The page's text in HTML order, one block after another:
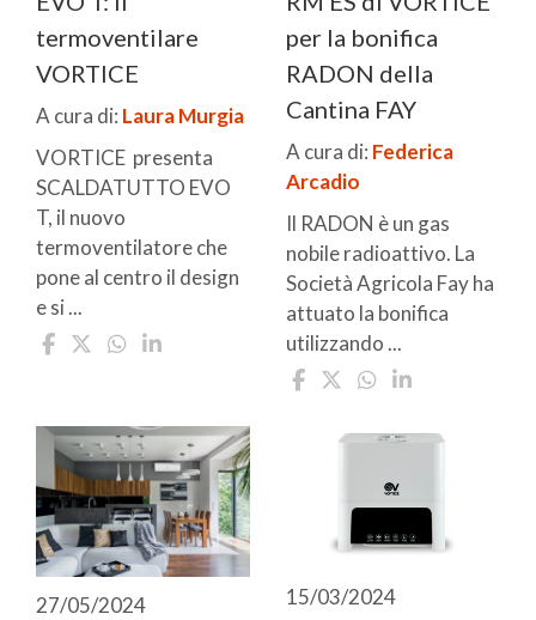
termoventilare
VORTICE
A cura di: Laura Murgia
VORTICE presenta
SCALDATUTTO EVO
T, il nuovo
termoventilatore che
pone al centro il design
e si ...
per la bonifica
RADON della
Cantina FAY
A cura di: Federica
Arcadio
Il RADON è un gas
nobile radioattivo. La
Società Agricola Fay ha
attuato la bonifica
utilizzando ...
27/05/2024
15/03/2024